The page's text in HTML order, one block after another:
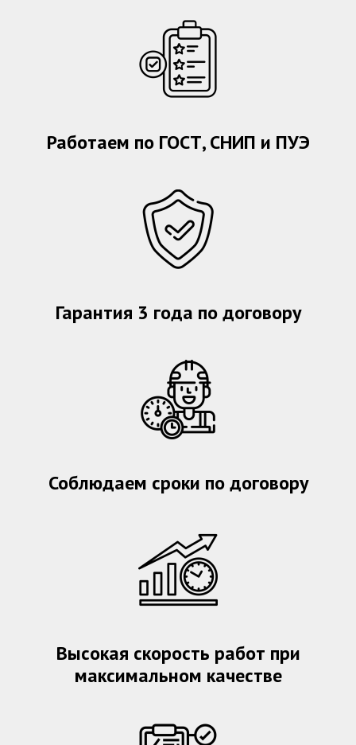
Работаем по ГОСТ, СНИП и ПУЭ
Гарантия 3 года по договору
Соблюдаем сроки по договору
Высокая скорость работ при
максимальном качестве